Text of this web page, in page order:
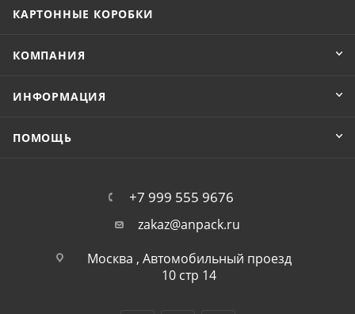
КАРТОННЫЕ КОРОБКИ
КОМПАНИЯ
ИНФОРМАЦИЯ
ПОМОЩЬ
+7 999 555 9676
zakaz@anpack.ru
Москва , Автомобильный проезд
10 стр 14